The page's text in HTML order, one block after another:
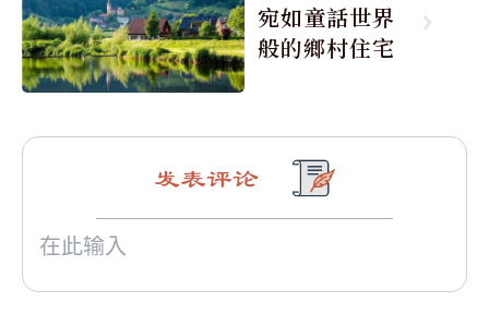
宛如童話世界
般的鄉村住宅
发表评论